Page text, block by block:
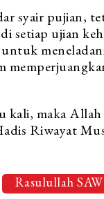
syair pujian,
setiap ujian
kali, maka Allah
Riwayat
Rasulullah SAW